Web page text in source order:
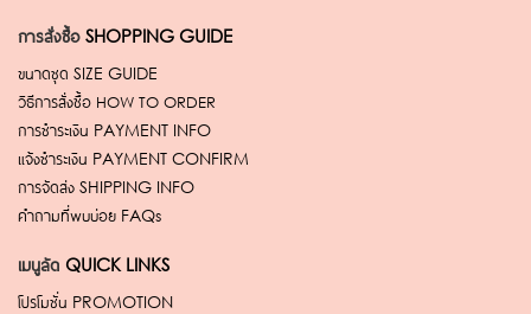
การสั่งซื้อ SHOPPING GUIDE
ขนาดชุด SIZE GUIDE
วิธีการสั่งซื้อ HOW TO ORDER
การชำระเงิน PAYMENT INFO
แจ้งชำระเงิน PAYMENT CONFIRM
การจัดส่ง SHIPPING INFO
คำถามที่พบบ่อย FAQs
เมนูลัด QUICK LINKS
โปรโมชั่น PROMOTION